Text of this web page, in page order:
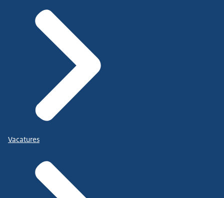
Vacatures